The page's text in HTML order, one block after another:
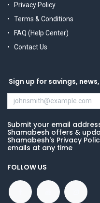
Privacy Policy
Terms & Conditions
FAQ (Help Center)
Contact Us
Sign up for savings,
Submit your email
Shamabesh offers &
Shamabesh's Privacy
emails at any time
FOLLOW US